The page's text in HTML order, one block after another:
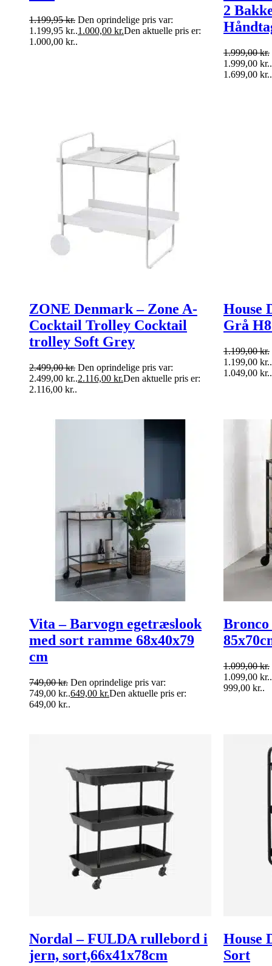
1.199,95kr. Den oprindelige pris var:
1.199,95 kr..1.000,00 kr.Den aktuelle pris er:
1.000,00 kr..
2
1.999,00kr.
1.999,00 kr..
1.699,00 kr..
ZONE Denmark – Zone A-
Cocktail Trolley Cocktail
trolley Soft Grey
2.499,00kr. Den oprindelige pris var:
2.499,00 kr..2.116,00 kr.Den aktuelle pris er:
2.116,00 kr..
House
Grå
1.199,00kr.
1.199,00 kr..
1.049,00 kr..
Vita – Barvogn egetræslook
med sort ramme 68x40x79
cm
749,00kr. Den oprindelige pris var:
749,00 kr..649,00 kr.Den aktuelle pris er:
649,00 kr..
1.099,00kr.
1.099,00 kr..
999,00 kr..
Nordal – FULDA rullebord i
jern, sort,66x41x78cm
House
Sort